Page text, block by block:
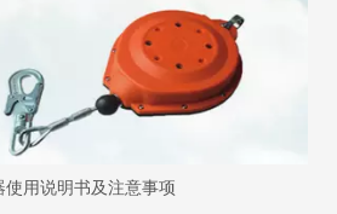
使用说明书及注意事项